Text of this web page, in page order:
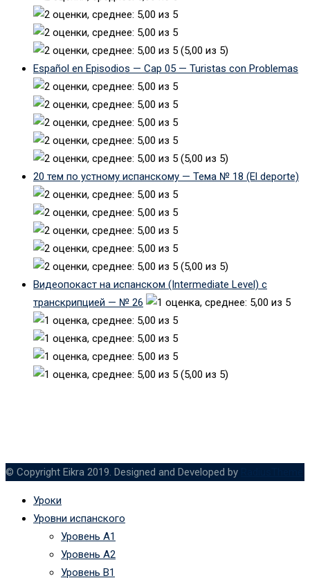
(5,00 из 5)
Español en Episodios — Cap 05 — Turistas con Problemas
(5,00 из 5)
20 тем по устному испанскому — Тема № 18 (El deporte)
(5,00 из 5)
Видеопокаст на испанском (Intermediate Level) с
транскрипцией — № 26
(5,00 из 5)
© Copyright Eikra 2019. Designed and Developed by
Уроки
Уровни испанского
Уровень А1
Уровень А2
Уровень B1